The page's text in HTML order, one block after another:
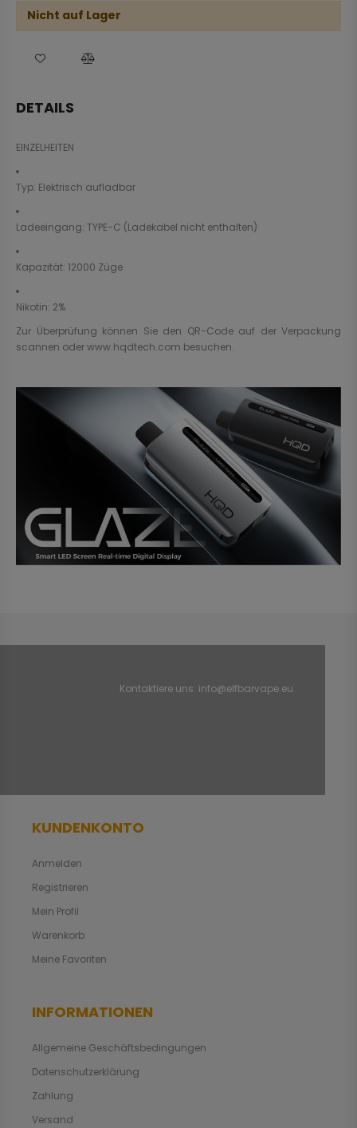
Nicht auf Lager
DETAILS
EINZELHEITEN
Typ: Elektrisch aufladbar
Ladeeingang: TYPE-C (Ladekabel nicht enthalten)
Kapazität: 12000 Züge
Nikotin: 2%
Zur Überprüfung können Sie den QR-Code auf der Verpackung
scannen oderwww.hqdtech.com besuchen.
Kontaktiere uns: info@elfbarvape.eu
KUNDENKONTO
Anmelden
Registrieren
Mein Profil
Warenkorb
Meine Favoriten
INFORMATIONEN
Allgemeine Geschäftsbedingungen
Datenschutzerklärung
Zahlung
Versand